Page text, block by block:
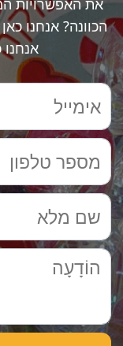
את האפשרויות
הכוונה? אנחנו
אנחנו